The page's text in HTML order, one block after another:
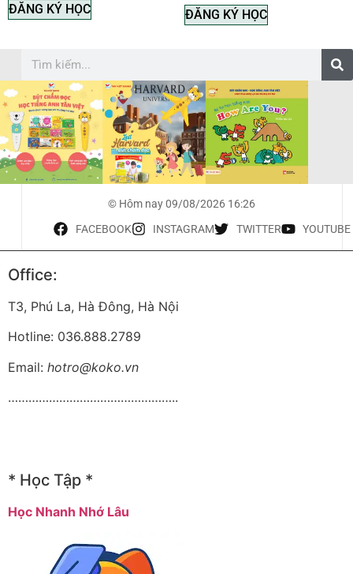
ĐĂNG KÝ HỌC ĐĂNG KÝ HỌC
© Hôm nay 09/08/2026 16:26
FACEBOOK INSTAGRAM TWITTER YOUTUBE
Office:
T3, Phú La, Hà Đông, Hà Nội
Hotline: 036.888.2789
Email: hotro@koko.vn
…………………………………………..
* Học Tập *
Học Nhanh Nhớ Lâu